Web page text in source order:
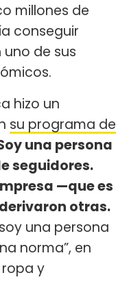
millones de
conseguir
de sus
hizo un
su programa de
una persona
seguidores.
—que es
otras.
una persona
norma”, en
y